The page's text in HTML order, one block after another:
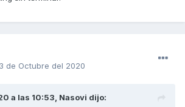
de Octubre del 2020
a las 10:53, Nasovi dijo: